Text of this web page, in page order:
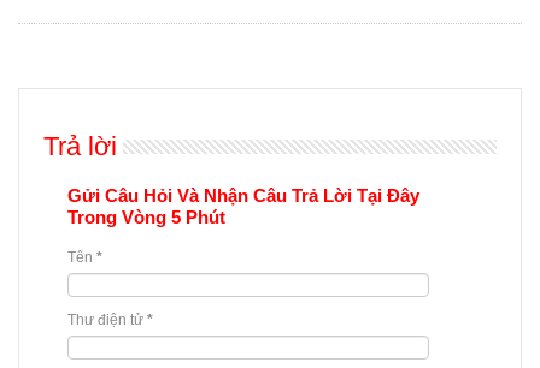
Trả lời
Gửi Câu Hỏi Và Nhận Câu Trả Lời Tại Đây
Trong Vòng 5 Phút
Tên *
Thư điện tử *